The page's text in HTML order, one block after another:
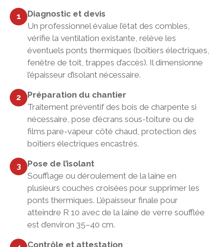
1
Diagnostic et devis
Un professionnel évalue l’état des combles,
vérifie la ventilation existante, relève les
éventuels ponts thermiques (boîtiers électriques,
fenêtre de toit, trappes d’accès). Il dimensionne
l’épaisseur d’isolant nécessaire.
2
Préparation du chantier
Traitement préventif des bois de charpente si
nécessaire, pose d’écrans sous-toiture ou de
films pare-vapeur côté chaud, protection des
boîtiers électriques encastrés.
3
Pose de l’isolant
Soufflage ou déroulement de la laine en
plusieurs couches croisées pour supprimer les
ponts thermiques. L’épaisseur finale pour
atteindre R 10 avec de la laine de verre soufflée
est d’environ 35–40 cm.
Contrôle et attestation